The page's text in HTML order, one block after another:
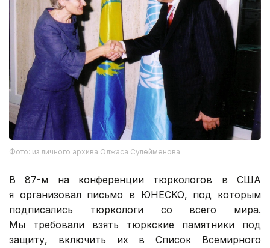
Фото: из личного архива Олжаса Сулейменова
В 87-м на конференции тюркологов в США
я организовал письмо в ЮНЕСКО, под которым
подписались тюркологи со всего мира.
Мы требовали взять тюркские памятники под
защиту, включить их в Список Всемирного